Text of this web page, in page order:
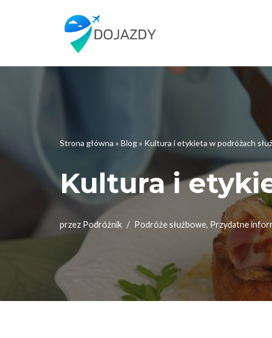
treści
Strona główna » Blog» Kultura i etykieta w podróżach
Kultura i
przez Podróżnik Podróże służbowe, Przydatne